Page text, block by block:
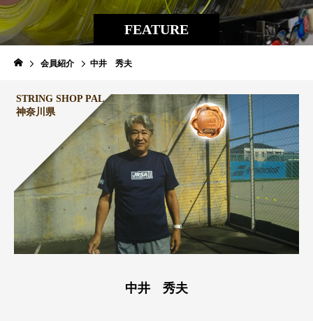
FEATURE
会員紹介 中井 秀夫
STRING SHOP PAL
神奈川県
中井 秀夫